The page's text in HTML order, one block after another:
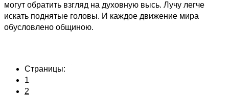
могут обратить взгляд на духовную высь. Лучу легче
искать поднятые головы. И каждое движение мира
обусловлено общиною.
Страницы:
1
2